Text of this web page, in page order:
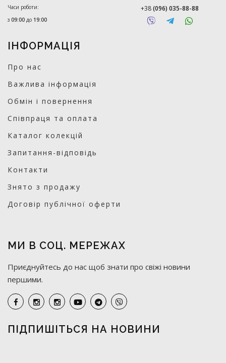
Часи роботи:
з 09:00 до 19:00
+38(096) 035-88-88
ІНФОРМАЦІЯ
Про нас
Важлива інформація
Обмін і повернення
Співпраця та оплата
Каталог колекцій
Запитання-відповідь
Контакти
Знято з продажу
Договір публічної оферти
МИ В СОЦ. МЕРЕЖАХ
Приєднуйтесь до нас щоб знати про свіжі новини
першими.
ПІДПИШІТЬСЯ НА НОВИНИ